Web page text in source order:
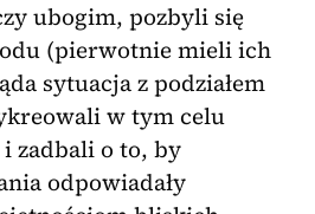
ubogim, pozbyli się
(pierwotnie mieli ich
sytuacja z podziałem
w tym celu
zadbali o to, by
odpowiadały